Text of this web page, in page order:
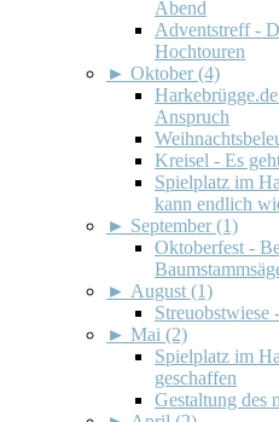
Abend
Adventstreff -
Hochtouren
► Oktober (4)
Anspruch
Kreisel - Es
Spielplatz im
kann endlich
► September (1)
Oktoberfest -
► August (1)
Streuobstwiese
► Mai (2)
Spielplatz im
geschaffen
Gestaltung des